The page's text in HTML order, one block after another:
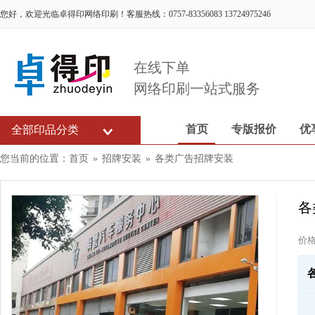
您好，欢迎光临卓得印网络印刷！客服热线：0757-83356083 13724975246
在线下单
网络印刷一站式服务
全部印品分类 首页 专版报价 优
您当前的位置： 首页 » 招牌安装 » 各类广告招牌安装
各
价